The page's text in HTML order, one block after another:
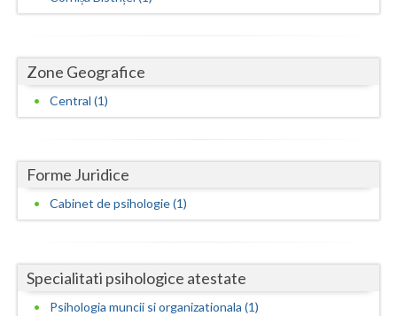
Ilfov
Mehedinti
Mures
Olt
Prahova
Salaj
Satu-Mare
Zone Geografice
Central (1)
Forme Juridice
Cabinet de psihologie (1)
Specialitati psihologice atestate
Psihologia muncii si organizationala (1)